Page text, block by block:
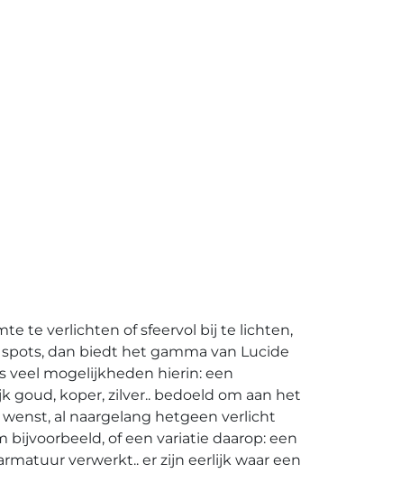
te verlichten of sfeervol bij te lichten,
dan biedt het gamma van Lucide
veel mogelijkheden hierin: een
goud, koper, zilver.. bedoeld om aan het
al naargelang hetgeen verlicht
of een variatie daarop: een
verwerkt.. er zijn eerlijk waar een